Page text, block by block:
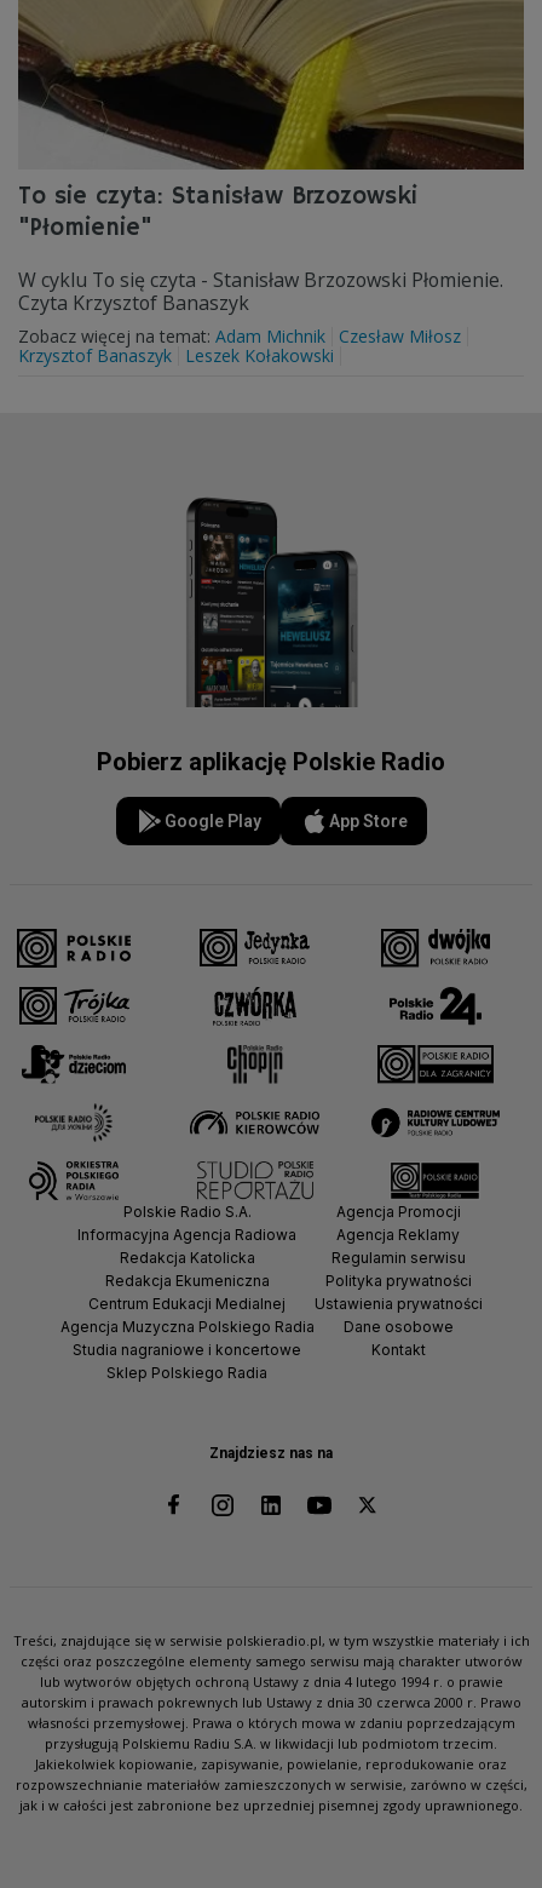
To sie czyta: Stanisław Brzozowski
"Płomienie"
W cyklu To się czyta - Stanisław Brzozowski Płomienie.
Czyta Krzysztof Banaszyk
Zobacz więcej na temat: Adam Michnik
Czesław Miłosz
Krzysztof Banaszyk
Leszek Kołakowski
Pobierz aplikację Polskie Radio
Google Play App Store
Znajdziesz nas na
Polskie Radio S.A.
Informacyjna Agencja Radiowa
Redakcja Katolicka
Redakcja Ekumeniczna
Centrum Edukacji Medialnej
Agencja Muzyczna Polskiego Radia
Studia nagraniowe i koncertowe
Sklep Polskiego Radia
Agencja Promocji
Agencja Reklamy
Regulamin serwisu
Polityka prywatności
Ustawienia prywatności
Dane osobowe
Kontakt
Treści, znajdujące się w serwisie polskieradio.pl, w tym wszystkie materiały i ich
części oraz poszczególne elementy samego serwisu mają charakter utworów
lub wytworów objętych ochroną Ustawy z dnia 4 lutego 1994 r. o prawie
autorskim i prawach pokrewnych lub Ustawy z dnia 30 czerwca 2000 r. Prawo
własności przemysłowej. Prawa o których mowa w zdaniu poprzedzającym
przysługują Polskiemu Radiu S.A. w likwidacji lub podmiotom trzecim.
Jakiekolwiek kopiowanie, zapisywanie, powielanie, reprodukowanie oraz
rozpowszechnianie materiałów zamieszczonych w serwisie, zarówno w części,
jak i w całości jest zabronione bez uprzedniej pisemnej zgody uprawnionego.